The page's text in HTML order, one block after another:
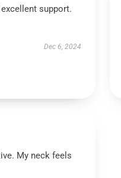
support.
Dec 6, 2024
My neck feels